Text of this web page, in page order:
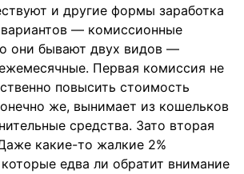
и другие формы заработка
— комиссионные
они бывают двух видов —
Первая комиссия не
повысить стоимость
же, вынимает из кошельков
средства. Зато вторая
какие-то жалкие 2%
едва ли обратит внимание